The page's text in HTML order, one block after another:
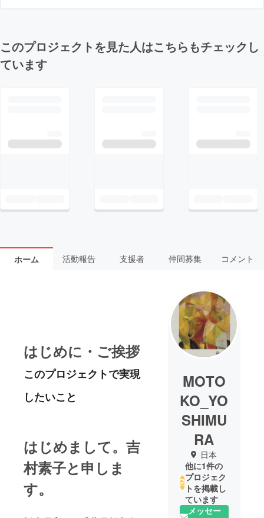
このプロジェクトを見た人はこちらもチェックし
ています
ホーム 活動報告 支援者 仲間募集 コメント
はじめに・ご挨拶
このプロジェクトで実現
したいこと
はじめまして。吉
村素子と申しま
す。
MOTO
KO_YO
SHIMU
RA
日本
他に1件の
プロジェク
トを掲載し
ています
メッセー